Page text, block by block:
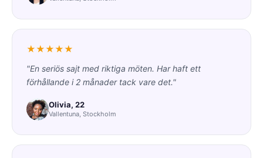
★★★★★
"En seriös sajt med riktiga möten. Har haft ett
förhållande i 2 månader tack vare det."
Olivia, 22
Vallentuna, Stockholm